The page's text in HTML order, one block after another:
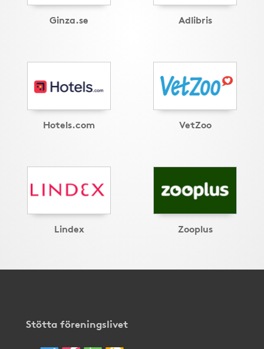
Ginza.se Adlibris
Hotels.com VetZoo
Lindex Zooplus
Stötta föreningslivet